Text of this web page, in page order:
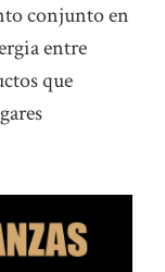
conjunto en
entre
que